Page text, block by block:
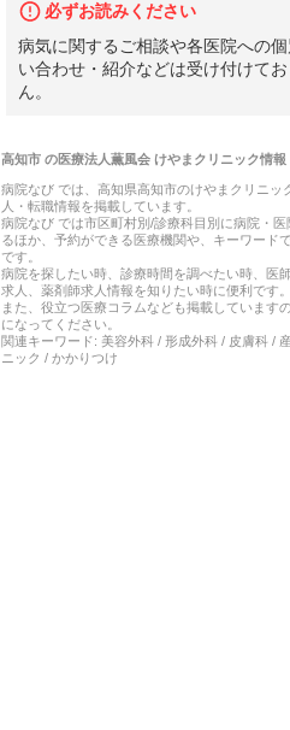
必ずお読みください
病気に関するご相談や各医院への個
い合わせ・紹介などは受け付けて
ん。
高知市の医療法人薫風会 けやまクリニック情報
病院なび では、 高知県高知市のけやまクリニッ
人・転職情報を掲載しています。
病院なび では市区町村別/診療科目別に病院・
るほか、予約ができる医療機関や、キーワード
です。
病院を探したい時、診療時間を調べたい時、医
求人、薬剤師求人情報を知りたい時に便利です。
また、役立つ医療コラムなども掲載しています
になってください。
関連キーワード: 美容外科 / 形成外科 / 皮膚科 /
ニック / かかりつけ